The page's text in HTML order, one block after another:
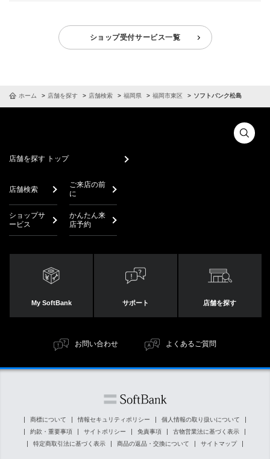
ショップ受付サービス一覧
ホーム 店舗を探す 店舗検索 福岡県 福岡市東区 ソフトバンク松島
店舗を探す トップ
店舗検索
ご来店の前
に
ショップサ
ービス
かんたん来
店予約
My SoftBank サポート 店舗を探す
お問い合わせ よくあるご質問
商標について 情報セキュリティポリシー
個人情報の取り扱いについて
約款・重要事項
サイトポリシー 免責事項
古物営業法に基づく表示
特定商取引法に基づく表示
商品の返品・交換について サイトマップ